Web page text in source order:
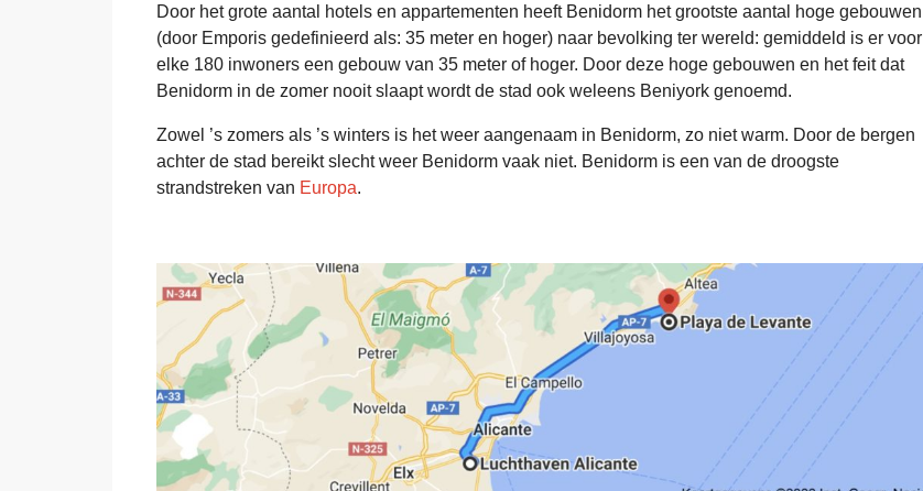
Door het grote aantal hotels en appartementen heeft Benidorm het grootste aantal hoge gebouwen
(door Emporis gedefinieerd als: 35 meter en hoger) naar bevolking ter wereld: gemiddeld is er voor
elke 180 inwoners een gebouw van 35 meter of hoger. Door deze hoge gebouwen en het feit dat
Benidorm in de zomer nooit slaapt wordt de stad ook weleens Beniyork genoemd.
Zowel ’s zomers als ’s winters is het weer aangenaam in Benidorm, zo niet warm. Door de bergen
achter de stad bereikt slecht weer Benidorm vaak niet. Benidorm is een van de droogste
strandstreken van Europa.